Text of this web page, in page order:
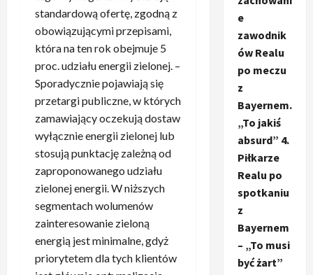
standardową ofertę, zgodną z
obowiązującymi przepisami,
która na ten rok obejmuje 5
proc. udziału energii zielonej. –
Sporadycznie pojawiają się
przetargi publiczne, w których
zamawiający oczekują dostaw
wyłącznie energii zielonej lub
stosują punktację zależną od
zaproponowanego udziału
zielonej energii. W niższych
segmentach wolumenów
zainteresowanie zieloną
energią jest minimalne, gdyż
priorytetem dla tych klientów
e
zawodnik
ów Realu
po meczu
z
Bayernem.
„To jakiś
absurd” 4.
Piłkarze
Realu po
spotkaniu
z
Bayernem
– „To musi
być żart”